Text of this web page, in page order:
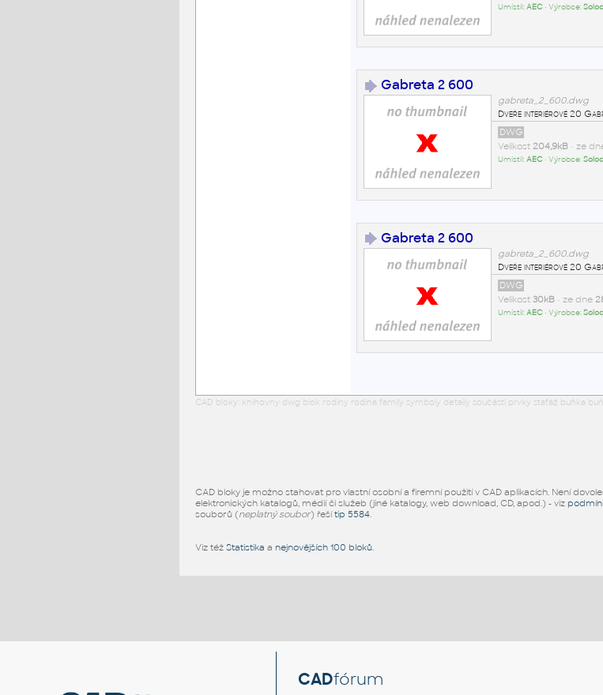
Umístil:AEC• Výrobce:
Gabreta 2 600
gabreta_2_600.dwg
Dveře interiérové 20
DWG
Velikost 204,9kB• ze
Umístil:AEC• Výrobce:
Gabreta 2 600
gabreta_2_600.dwg
Dveře interiérové 20
DWG
Velikost 30kB• ze dne
Umístil:AEC• Výrobce:
CAD bloky: knihovny dwg blok rodiny rodina family symboly detaily součásti prvky stafáž buňka
CAD bloky je možno stahovat pro vlastní osobní a firemní použití v CAD aplikacích. Není
elektronických katalogů, médií či služeb (jiné katalogy, web download, CD, apod.) - viz
souborů (neplatný soubor) řešítip 5584.
Viz též Statistika a nejnovějších 100 bloků.
CADfórum